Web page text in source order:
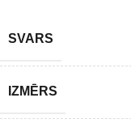
SVARS
IZMĒRS